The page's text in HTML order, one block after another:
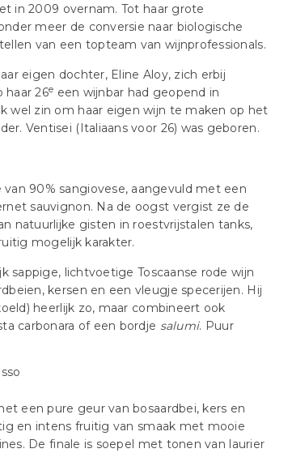
in 2009 overnam. Tot haar grote
meer de conversie naar biologische
van een topteam van wijnprofessionals.
eigen dochter, Eline Aloy, zich erbij
haar 26e een wijnbar had geopend in
wel zin om haar eigen wijn te maken op het
Ventisei (Italiaans voor 26) was geboren.
van 90% sangiovese, aangevuld met een
sauvignon. Na de oogst vergist ze de
natuurlijke gisten in roestvrijstalen tanks,
mogelijk karakter.
sappige, lichtvoetige Toscaanse rode wijn
kersen en een vleugje specerijen. Hij
heerlijk zo, maar combineert ook
carbonara of een bordje salumi. Puur
een pure geur van bosaardbei, kers en
en intens fruitig van smaak met mooie
De finale is soepel met tonen van laurier